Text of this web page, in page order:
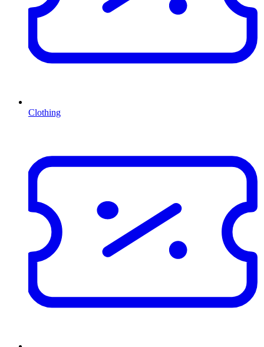
Clothing